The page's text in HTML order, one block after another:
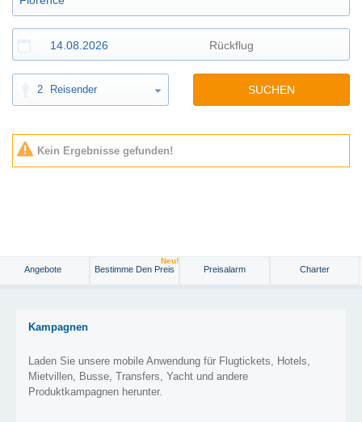
2 Reisender SUCHEN
Kein Ergebnisse gefunden!
Angebote Bestimme Den Preis
Neu!
Preisalarm Charter
Kampagnen
Laden Sie unsere mobile Anwendung für Flugtickets, Hotels,
Mietvillen, Busse, Transfers, Yacht und andere
Produktkampagnen herunter.